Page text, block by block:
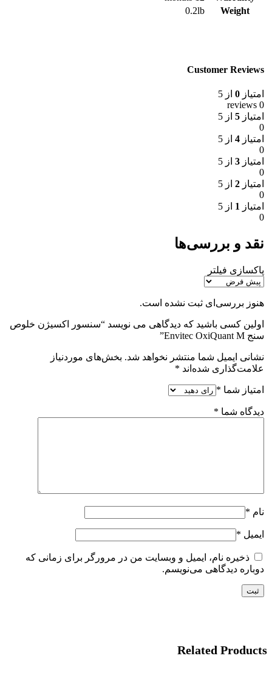
Weight
0.2lb
Customer Reviews
امتیاز 0 از 5
0 reviews
امتیاز 5 از 5
0
امتیاز 4 از 5
0
امتیاز 3 از 5
0
امتیاز 2 از 5
0
امتیاز 1 از 5
0
نقد و بررسی‌ها
پاکسازی فیلتر
هنوز بررسی‌ای ثبت نشده است.
اولین کسی باشید که دیدگاهی می نویسد “سنسور اکسیژن خلوص
سنج Envitec OxiQuant M”
نشانی ایمیل شما منتشر نخواهد شد. بخش‌های موردنیاز
علامت‌گذاری شده‌اند *
امتیاز شما *
دیدگاه شما *
نام *
ایمیل *
ذخیره نام، ایمیل و وبسایت من در مرورگر برای زمانی که
دوباره دیدگاهی می‌نویسم.
Related Products